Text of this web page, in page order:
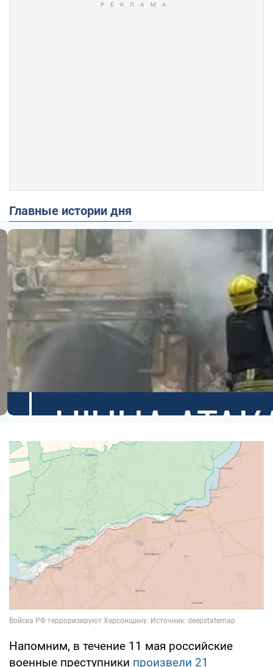
Главные истории дня
Напомним, в течение 11 мая российские
военные преступники произвели 21